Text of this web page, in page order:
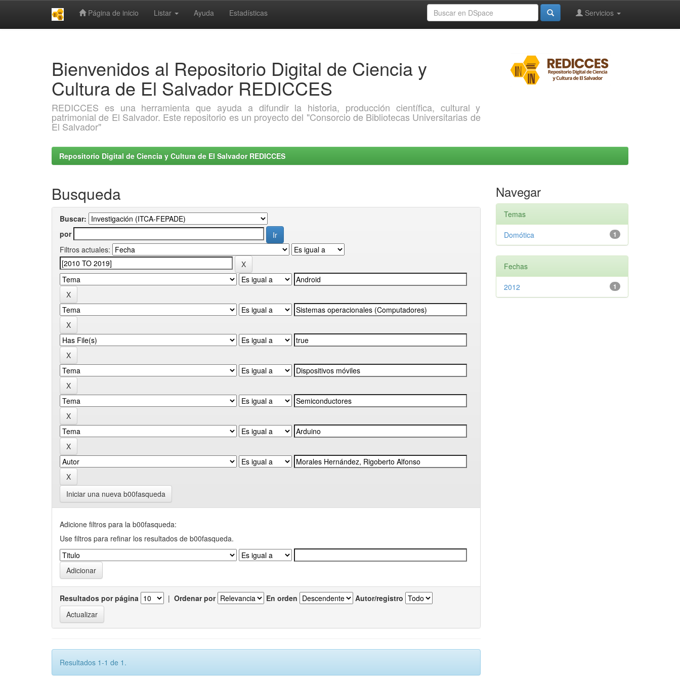
Página de inicio Listar Ayuda Estadísticas Servicios
Bienvenidos al Repositorio Digital de Ciencia y
Cultura de El Salvador REDICCES
REDICCES es una herramienta que ayuda a difundir la historia, producción científica, cultural y
patrimonial de El Salvador. Este repositorio es un proyecto del "Consorcio de Bibliotecas Universitarias de
El Salvador"
Repositorio Digital de Ciencia y Cultura de El Salvador REDICCES
Busqueda
Buscar:
por
Filtros actuales:
Iniciar una nueva b00fasqueda
Adicione filtros para la b00fasqueda:
Use filtros para refinar los resultados de b00fasqueda.
Resultados por página | Ordenar por En orden Autor/registro
Resultados 1-1 de 1.
Navegar
Temas
1
Domótica
Fechas
1
2012